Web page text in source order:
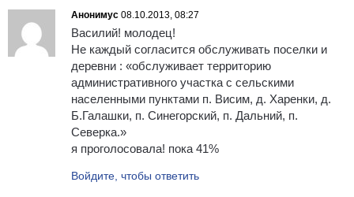
Анонимус 08.10.2013, 08:27
Василий! молодец!
Не каждый согласится обслуживать поселки и
деревни : «обслуживает территорию
административного участка с сельскими
населенными пунктами п. Висим, д. Харенки, д.
Б.Галашки, п. Синегорский, п. Дальний, п.
Северка.»
я проголосовала! пока 41%
Войдите, чтобы ответить